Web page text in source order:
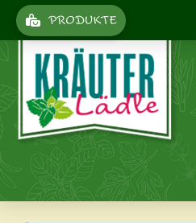
PRODUKTE